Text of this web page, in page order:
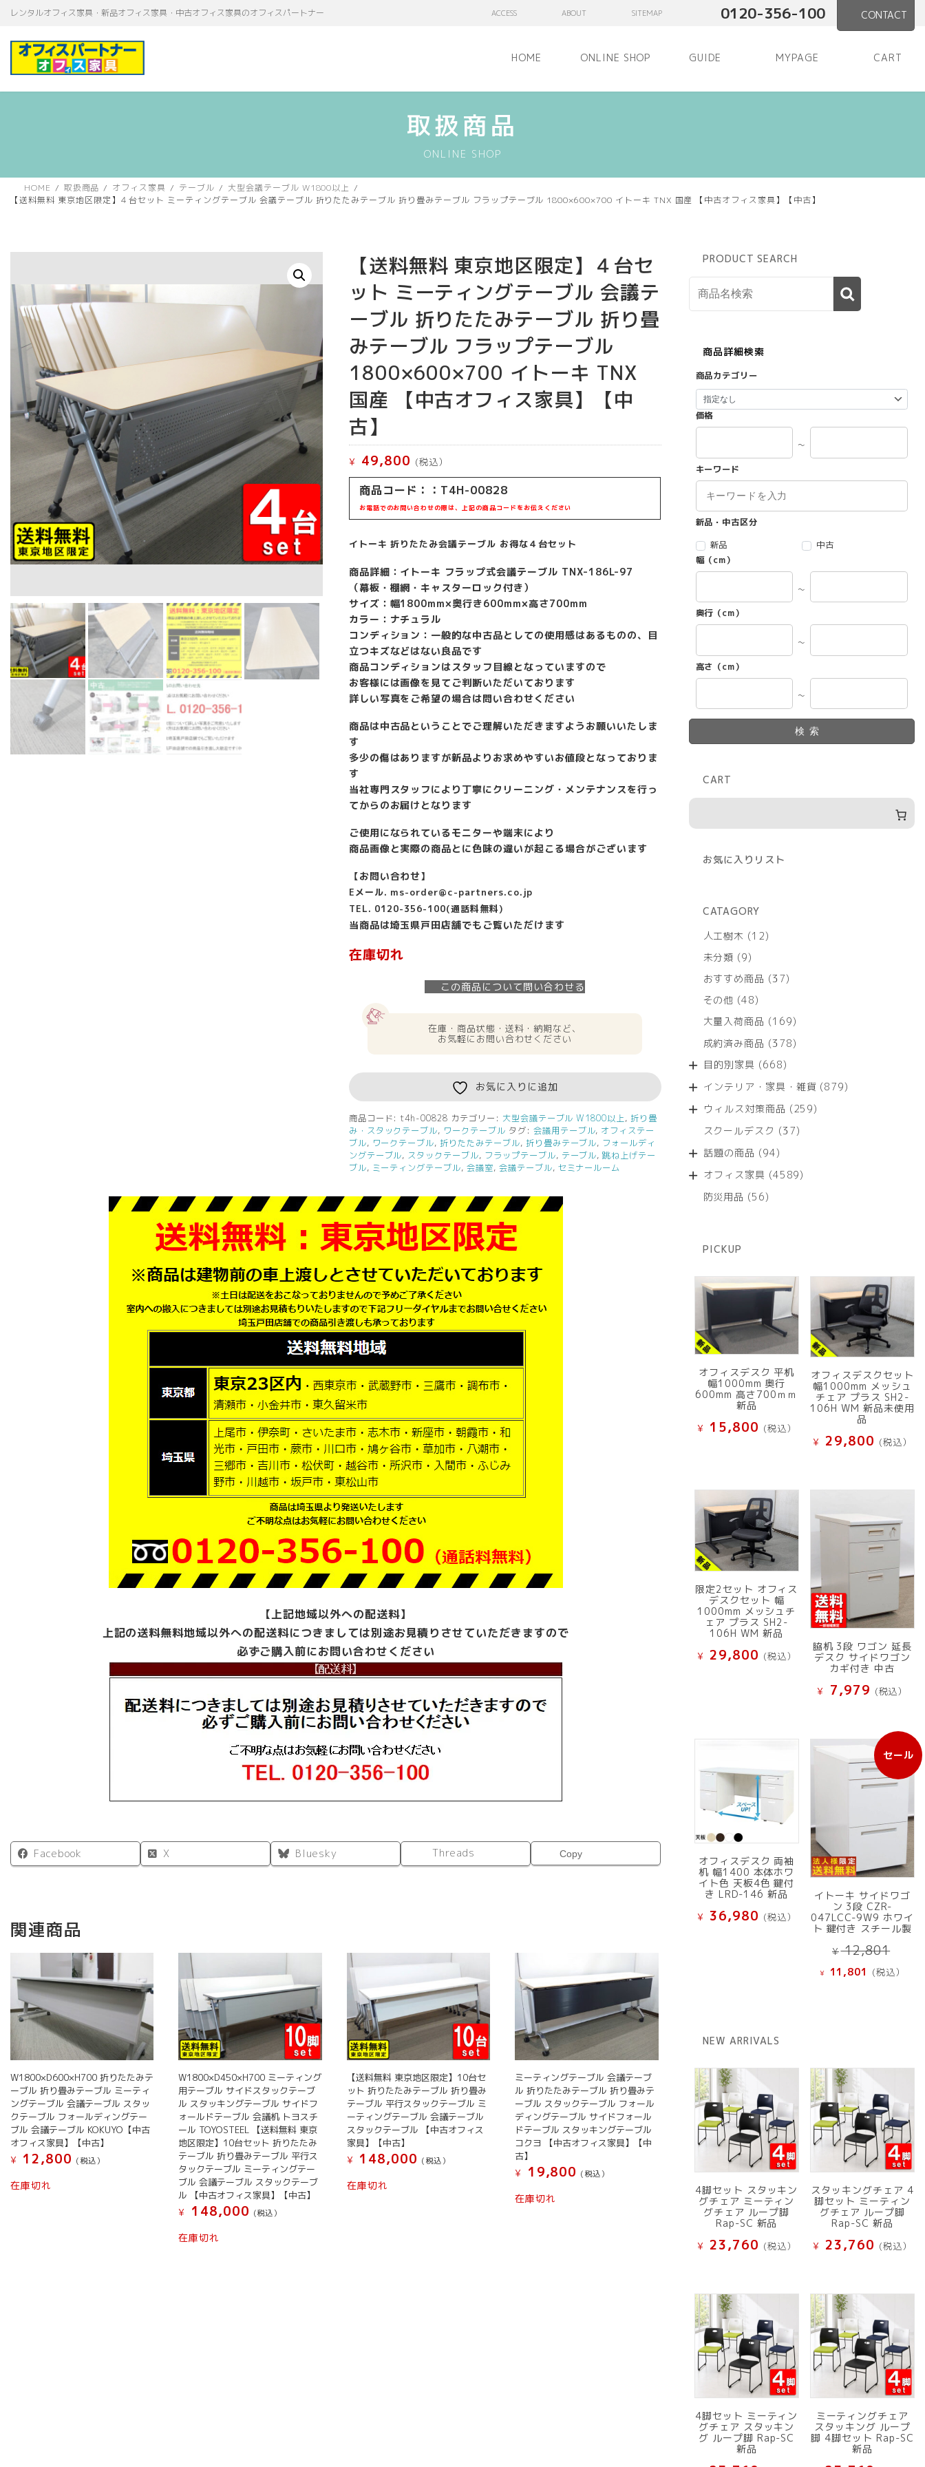
テ
ゲ
レンタルオフィス家具・新品オフィス家具・中古オフィス家具のオフィスパートナー ACCESS ABOUT SITEMAP 0120-356-100 CONTACT
HOME ONLINE SHOP GUIDE MYPAGE CART
取扱商品
ONLINE SHOP
HOME 取扱商品 オフィス家具 テーブル
大型会議テーブル W1800以上
【送料無料 東京地区限定】４台セット ミーティングテーブル 会議テーブル 折りたたみテーブル 折り畳みテーブル フラップテーブル 1800×600×700 イトーキ TNX 国産 【中古オフィス家具】【中古】
【送料無料 東京地区限定】４台セ
ット ミーティングテーブル 会議テ
ーブル 折りたたみテーブル 折り畳
みテーブル フラップテーブル
1800×600×700 イトーキ TNX
国産 【中古オフィス家具】【中
古】
¥ 49,800 (税込）
商品コード：：T4H-00828
お電話でのお問い合わせの際は、上記の商品コードをお伝えください
イトーキ 折りたたみ会議テーブル お得な４台セット
商品詳細：イトーキ フラップ式会議テーブル TNX-186L-97
（幕板・棚網・キャスターロック付き）
サイズ：幅1800mm×奥行き600mm×高さ700mm
カラー：ナチュラル
コンディション：一般的な中古品としての使用感はあるものの、目
立つキズなどはない良品です
商品コンディションはスタッフ目線となっていますので
お客様には画像を見てご判断いただいております
詳しい写真をご希望の場合は問い合わせください
商品は中古品ということでご理解いただきますようお願いいたしま
す
多少の傷はありますが新品よりお求めやすいお値段となっておりま
す
当社専門スタッフにより丁寧にクリーニング・メンテナンスを行っ
てからのお届けとなります
ご使用になられているモニターや端末により
商品画像と実際の商品とに色味の違いが起こる場合がございます
【お問い合わせ】
Eメール. ms-order@c-partners.co.jp
TEL. 0120-356-100(通話料無料)
当商品は埼玉県戸田店舗でもご覧いただけます
在庫切れ
この商品について問い合わせる
在庫・商品状態・送料・納期など、
お気軽にお問い合わせください
お気に入りに追加
商品コード:t4h-00828 カテゴリー: 大型会議テーブル W1800以上, 折り畳
み・スタックテーブル, ワークテーブル タグ: 会議用テーブル, オフィステー
ブル, ワークテーブル, 折りたたみテーブル, 折り畳みテーブル, フォールディ
ングテーブル, スタックテーブル, フラップテーブル, テーブル,跳ね上げテー
ブル, ミーティングテーブル,会議室, 会議テーブル, セミナールーム
【上記地域以外への配送料】
上記の送料無料地域以外への配送料につきましては別途お見積りさせていただきますので
必ずご購入前にお問い合わせください
Facebook X Bluesky Threads Copy
関連商品
W1800×D600×H700 折りたたみテ
ーブル 折り畳みテーブル ミーティ
ングテーブル 会議テーブル スタッ
クテーブル フォールディングテー
ブル 会議テーブル KOKUYO【中古
オフィス家具】【中古】
¥
12,800 (税込）
在庫切れ
W1800×D450×H700 ミーティング
用テーブル サイドスタックテーブ
ル スタッキングテーブル サイドフ
ォールドテーブル 会議机 トヨスチ
ール TOYOSTEEL 【送料無料 東京
地区限定】10台セット 折りたたみ
テーブル 折り畳みテーブル 平行ス
タックテーブル ミーティングテー
ブル 会議テーブル スタックテーブ
ル 【中古オフィス家具】【中古】
¥
148,000 (税込）
在庫切れ
【送料無料 東京地区限定】10台セ
ット 折りたたみテーブル 折り畳み
テーブル 平行スタックテーブル ミ
ーティングテーブル 会議テーブル
スタックテーブル 【中古オフィス
家具】【中古】
¥
148,000 (税込）
在庫切れ
ミーティングテーブル 会議テーブ
ル 折りたたみテーブル 折り畳みテ
ーブル スタックテーブル フォール
ディングテーブル サイドフォール
ドテーブル スタッキングテーブル
コクヨ 【中古オフィス家具】【中
古】
¥
19,800 (税込）
在庫切れ
PRODUCT SEARCH
商品詳細検索
商品カテゴリー
価格
～
キーワード
新品・中古区分
新品
中古
幅（cm）
～
奥行（cm）
～
高さ（cm）
～
検索
CART
お気に入りリスト
CATAGORY
人工樹木
1212
商
未分類 99
の
商
おすすめ商品 3737
商
その他 4848
の
商
大量入荷商品 169169
の
成約済み商品 378378
商
目的別家具 668668
の
商
インテリア・家具・雑貨 879879
ウィルス対策商品 259259
スクールデスク 3737
商
話題の商品 9494
の
オフィス家具 45894589
防災用品 5656
PICKUP
オフィスデスク 平机
幅1000mm 奥行
600mm 高さ700ｍｍ
新品
¥ 15,800 (税込）
オフィスデスクセット
幅1000mm メッシュ
チェア プラス SH2-
106H WM 新品未使用
品
¥ 29,800 (税込）
限定2セット オフィス
デスクセット 幅
1000mm メッシュチ
ェア プラス SH2-
106H WM 新品
¥ 29,800 (税込）
脇机 3段 ワゴン 延長
デスク サイドワゴン
カギ付き 中古
¥ 7,979 (税込）
オフィスデスク 両袖
机 幅1400 本体ホワ
イト色 天板4色 鍵付
き LRD-146 新品
¥ 36,980 (税込）
セール
販
売
中
品
イトーキ サイドワゴ
ン 3段 CZR-
047LCC-9W9 ホワイ
ト 鍵付き スチール製
¥12,801
の
価
¥ 11,801 現
で
す。
(税込）
NEW ARRIVALS
4脚セット スタッキン
グチェア ミーティン
グチェア ループ脚
Rap-SC 新品
¥ 23,760 (税込）
スタッキングチェア 4
脚セット ミーティン
グチェア ループ脚
Rap-SC 新品
¥ 23,760 (税込）
4脚セット ミーティン
グチェア スタッキン
グ ループ脚 Rap-SC
新品
ミーティングチェア
スタッキング ループ
脚 4脚セット Rap-SC
新品